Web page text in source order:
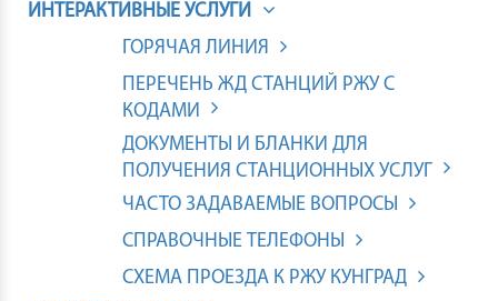
ИНТЕРАКТИВНЫЕ УСЛУГИ
ГОРЯЧАЯ ЛИНИЯ
ПЕРЕЧЕНЬ ЖД СТАНЦИЙ РЖУ С
КОДАМИ
ДОКУМЕНТЫ И БЛАНКИ ДЛЯ
ПОЛУЧЕНИЯ СТАНЦИОННЫХ УСЛУГ
ЧАСТО ЗАДАВАЕМЫЕ ВОПРОСЫ
СПРАВОЧНЫЕ ТЕЛЕФОНЫ
СХЕМА ПРОЕЗДА К РЖУ КУНГРАД